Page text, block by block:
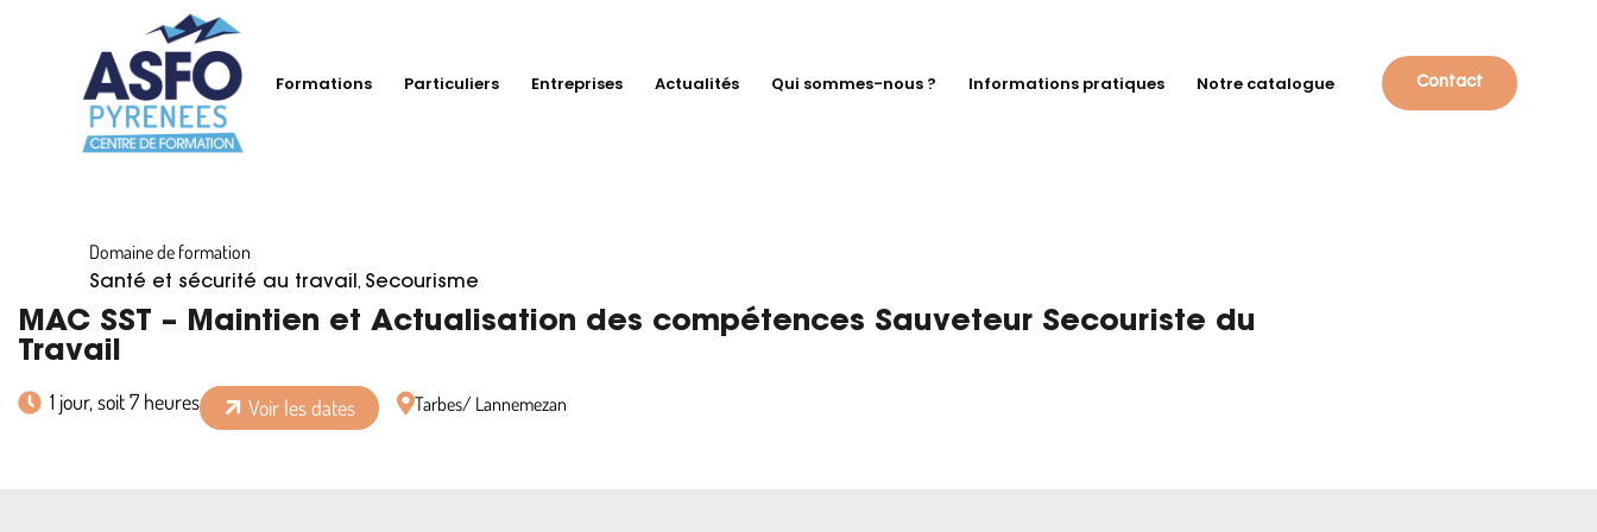
Formations Particuliers Entreprises Actualités Qui sommes-nous ? Informations pratiques Notre catalogue Contact
Domaine de formation
Santé et sécurité au travail , Secourisme
MAC SST – Maintien et Actualisation des compétences Sauveteur Secouriste du
Travail
1 jour, soit 7 heures Voir les dates Tarbes/ Lannemezan